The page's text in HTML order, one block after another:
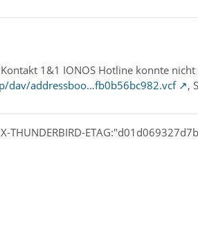
1&1 IONOS Hotline konnte
dav/addressboo…fb0b56bc982.vcf ,
THUNDERBIRD-